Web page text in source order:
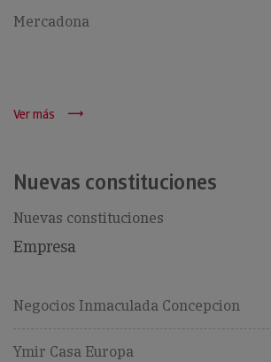
Mercadona
Ver más
Nuevas constituciones
Nuevas constituciones
Empresa
Negocios Inmaculada Concepcion
Ymir Casa Europa